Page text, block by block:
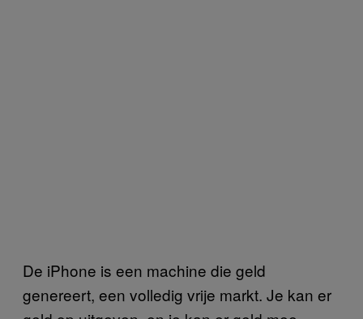
De iPhone is een machine die geld
genereert, een volledig vrije markt. Je kan er